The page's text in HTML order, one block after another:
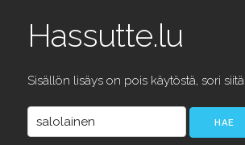
Hassutte.lu
Sisällön lisäys on pois käytöstä, sori siitä